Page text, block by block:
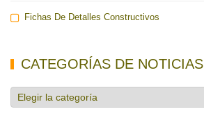
Fichas De Detalles Constructivos
CATEGORÍAS DE NOTICIAS
Categorías
de